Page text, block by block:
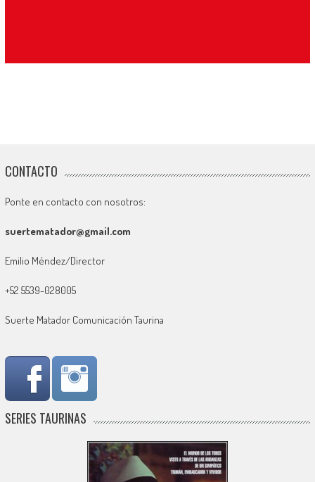
CONTACTO
Ponte en contacto con nosotros:
suertematador@gmail.com
Emilio Méndez/Director
+52 5539-028005
Suerte Matador Comunicación Taurina
SERIES TAURINAS